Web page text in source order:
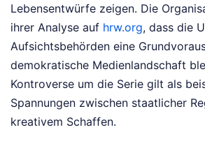
Lebensentwürfe zeigen. Die
ihrer Analyse auf hrw.org, dass die
Aufsichtsbehörden eine
demokratische Medienlandschaft
Kontroverse um die Serie gilt als
Spannungen zwischen staatlicher
kreativem Schaffen.